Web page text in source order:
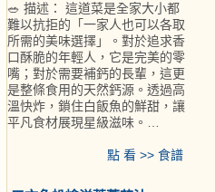
🥗 描述： 這道菜是全家大小都
難以抗拒的「一家人也可以各取
所需的美味選擇」。對於追求香
口酥脆的年輕人，它是完美的零
嘴；對於需要補鈣的長輩，這更
是整條食用的天然鈣源。透過高
溫快炸，鎖住白飯魚的鮮甜，讓
平凡食材展現星級滋味。…
點 看 >> 食譜